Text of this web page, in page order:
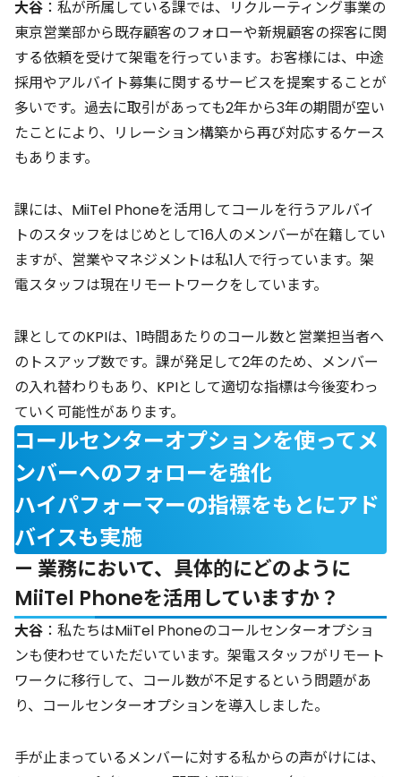
大谷 ：私が所属している課では、リクルーティング事業の
東京営業部から既存顧客のフォローや新規顧客の探客に関
する依頼を受けて架電を行っています。お客様には、中途
採用やアルバイト募集に関するサービスを提案することが
多いです。過去に取引があっても2年から3年の期間が空い
たことにより、リレーション構築から再び対応するケース
もあります。
課には、MiiTel Phoneを活用してコールを行うアルバイ
トのスタッフをはじめとして16人のメンバーが在籍してい
ますが、営業やマネジメントは私1人で行っています。架
電スタッフは現在リモートワークをしています。
課としてのKPIは、1時間あたりのコール数と営業担当者へ
のトスアップ数です。課が発足して2年のため、メンバー
の入れ替わりもあり、KPIとして適切な指標は今後変わっ
ていく可能性があります。
コールセンターオプションを使ってメ
ンバーへのフォローを強化
ハイパフォーマーの指標をもとにアド
バイスも実施
— 業務において、具体的にどのように
MiiTel Phoneを活用していますか？
大谷 ：私たちはMiiTel Phoneのコールセンターオプショ
ンも使わせていただいています。架電スタッフがリモート
ワークに移行して、コール数が不足するという問題があ
り、コールセンターオプションを導入しました。
手が止まっているメンバーに対する私からの声がけには、